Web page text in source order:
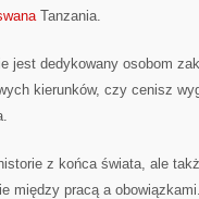
Tanzania.
jest dedykowany osobom
kierunków, czy cenisz
z końca świata, ale
między pracą a